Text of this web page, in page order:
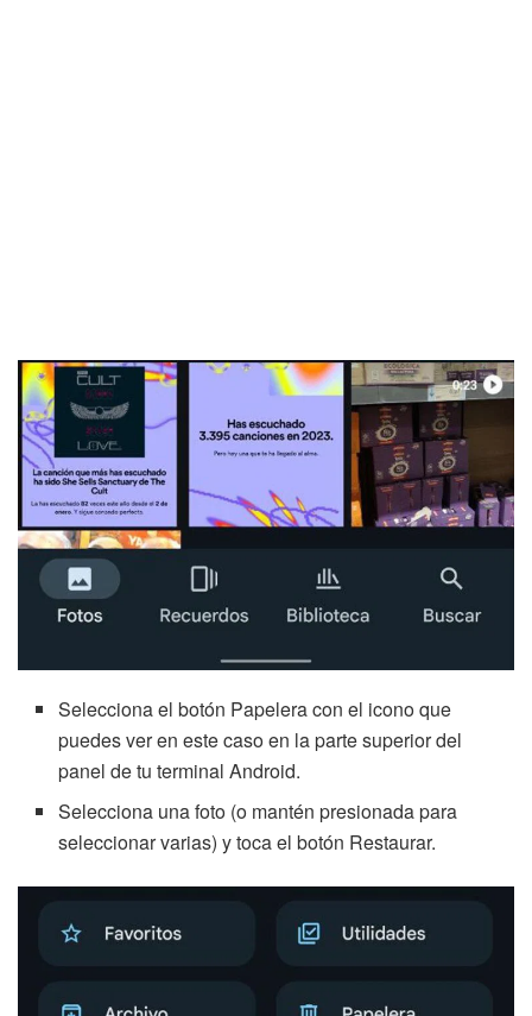
Selecciona el botón Papelera con el icono que
puedes ver en este caso en la parte superior del
panel de tu terminal Android.
Selecciona una foto (o mantén presionada para
seleccionar varias) y toca el botón Restaurar.